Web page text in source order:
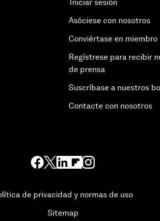
Iniciar sesión
Asóciese con nosotros
Conviértase en miembro
Regístrese para recibir
de prensa
Suscríbase a nuestros
Contacte con nosotros
de privacidad y normas de uso
Sitemap